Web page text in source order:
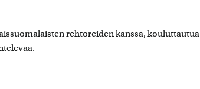
rehtoreiden kanssa,